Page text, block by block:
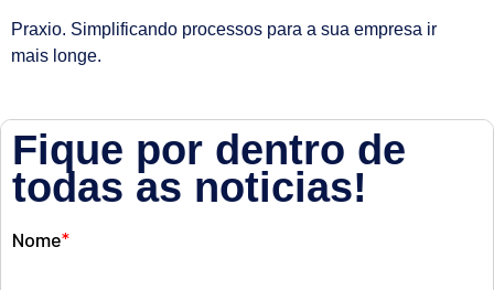
Praxio. Simplificando processos para a sua empresa ir
mais longe.
Fique por dentro de
todas as noticias!